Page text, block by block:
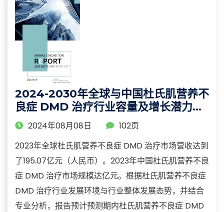
2024-2030年全球与中国杜氏肌营养不
良症 DMD 治疗行业容量及增长潜力分
析报告
2024年08月08日
102页
2023年全球杜氏肌营养不良症 DMD 治疗市场营收达到
了195.07亿元（人民币）。2023年中国杜氏肌营养不良
症 DMD 治疗市场规模达亿元。根据杜氏肌营养不良症
DMD 治疗行业发展环境与行业整体发展态势，并结合
专业分析，报告预计预测期内杜氏肌营养不良症 DMD